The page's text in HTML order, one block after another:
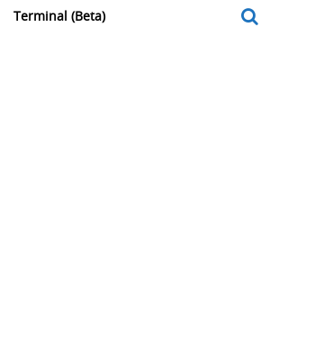
Terminal (Beta)